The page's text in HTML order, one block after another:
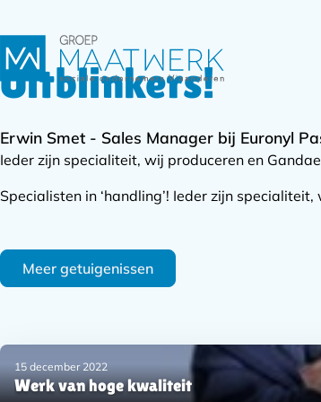
Uitblinkers!
Erwin Smet - Sales Manager bij Euronyl
Ieder zijn specialiteit, wij produceren en
Specialisten in ‘handling’! Ieder zijn
Meer getuigenissen
Subnavigatie
Werk van hoge kwaliteit
15 december 2022